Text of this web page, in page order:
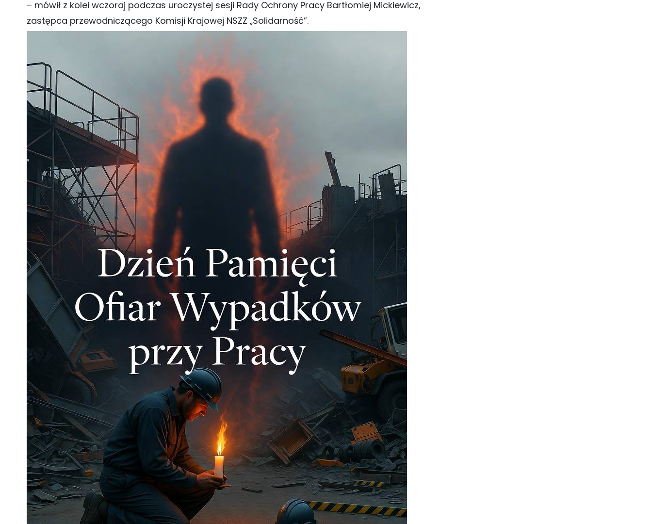
– mówił z kolei wczoraj podczas uroczystej sesji Rady Ochrony Pracy Bartłomiej Mickiewicz,
zastępca przewodniczącego Komisji Krajowej NSZZ „Solidarność”.